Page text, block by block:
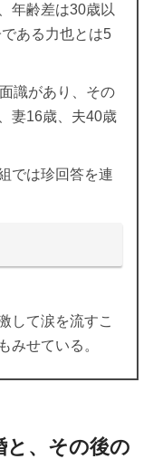
年齢差は30歳以
ある力也とは5
識があり、その
妻16歳、夫40歳
では珍回答を連
して涙を流すこ
みせている。
と、その後の